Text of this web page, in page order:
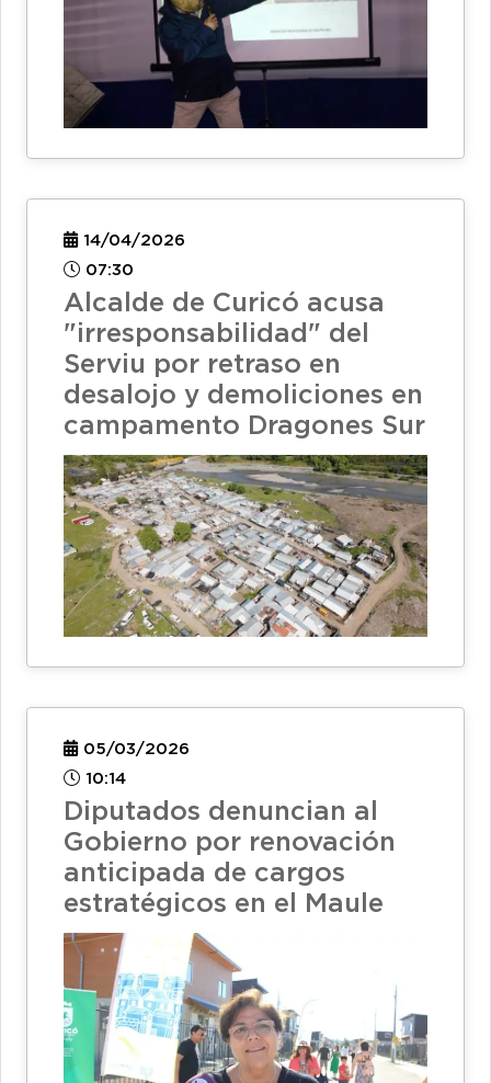
14/04/2026
07:30
Alcalde de Curicó acusa
"irresponsabilidad" del
Serviu por retraso en
desalojo y demoliciones en
campamento Dragones Sur
05/03/2026
10:14
Diputados denuncian al
Gobierno por renovación
anticipada de cargos
estratégicos en el Maule